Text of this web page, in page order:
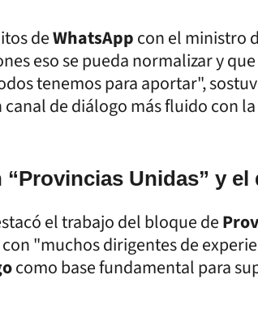
deWhatsAppcon el ministro
eso se pueda normalizar y
tenemos para aportar",
de diálogo más fluido con
Unidas” y el
el trabajo del bloque de
"muchos dirigentes de
como base fundamental para